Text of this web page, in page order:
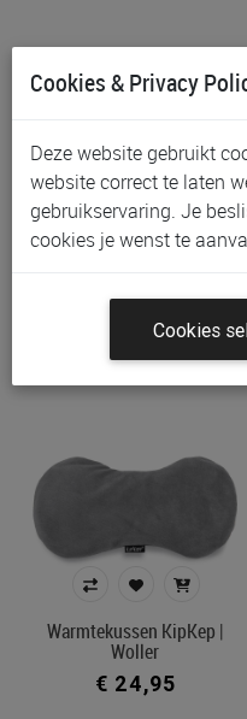
Warmtekussen KipKep |
Woller
Warmtekussen KipKep |
Woller
€ 24,95
Cookies & Privacy
Deze website gebruikt
website correct te laten
gebruikservaring. Je
cookies je wenst te
Cookies